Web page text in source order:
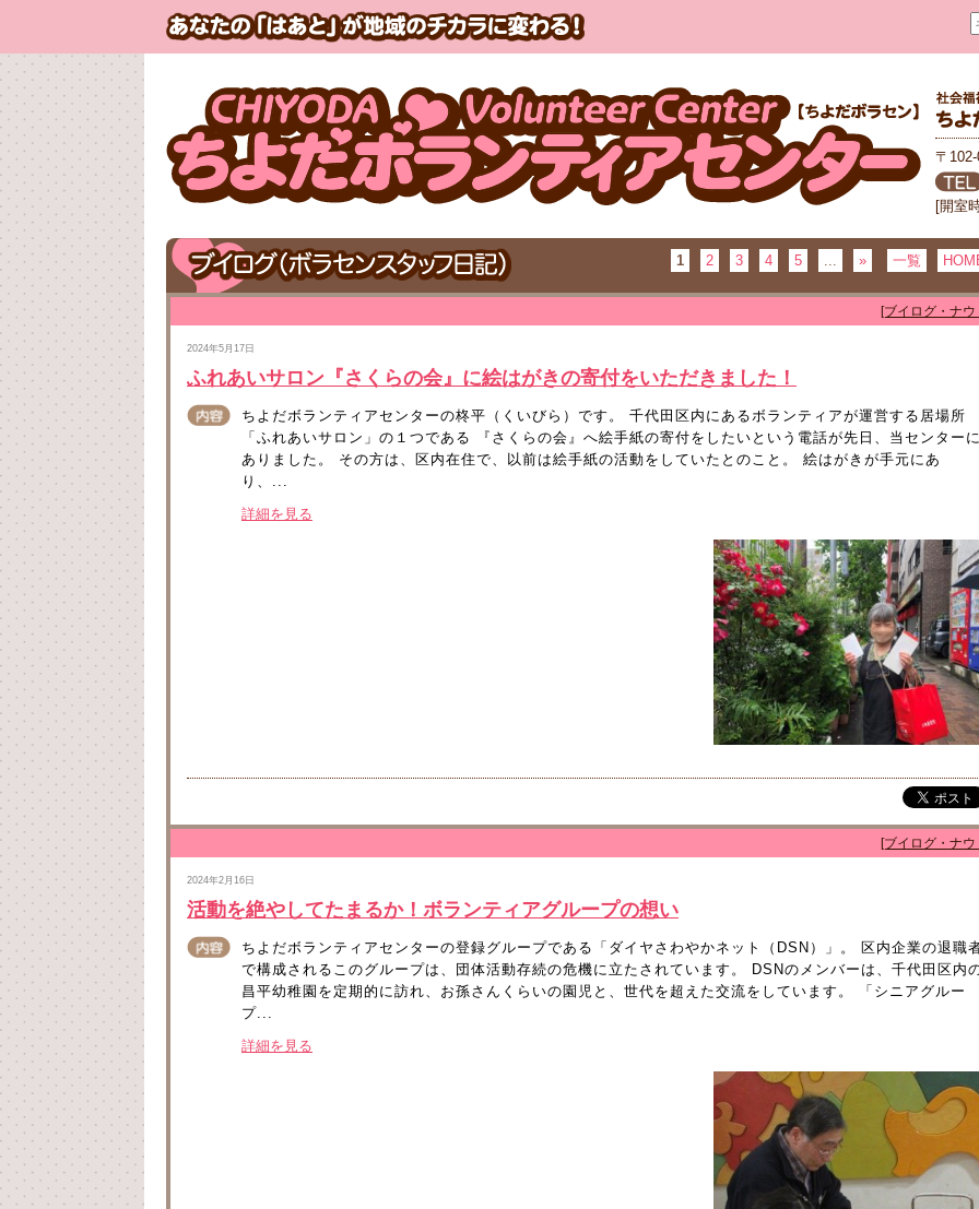
〒
[開室
1 2 3 4 5 ... » 一覧
[ブイログ・ナウ
2024年5月17日
ふれあいサロン『さくらの会』に絵はがきの寄付をいただきました！
ちよだボランティアセンターの柊平（くいびら）です。 千代田区内にあるボランティアが運営する居場所
「ふれあいサロン」の１つである 『さくらの会』へ絵手紙の寄付をしたいという電話が先日、当センター
ありました。 その方は、区内在住で、以前は絵手紙の活動をしていたとのこと。 絵はがきが手元にあ
り、...
詳細を見る
[ブイログ・ナウ
2024年2月16日
活動を絶やしてたまるか！ボランティアグループの想い
ちよだボランティアセンターの登録グループである「ダイヤさわやかネット（DSN）」。 区内企業の退職
で構成されるこのグループは、団体活動存続の危機に立たされています。 DSNのメンバーは、千代田区内
昌平幼稚園を定期的に訪れ、お孫さんくらいの園児と、世代を超えた交流をしています。 「シニアグルー
プ...
詳細を見る